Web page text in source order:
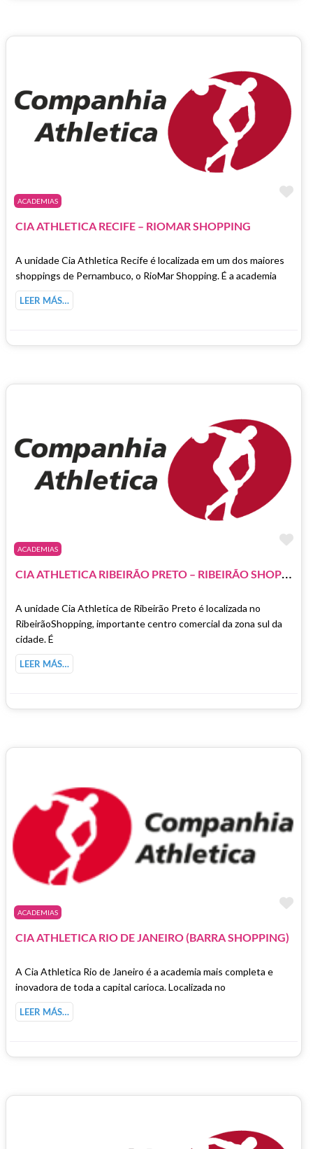
ACADEMIAS
CIA ATHLETICA RECIFE – RIOMAR SHOPPING
A unidade Cia Athletica Recife é localizada em um dos maiores
shoppings de Pernambuco, o RioMar Shopping. É a academia
LEER MÁS…
ACADEMIAS
C
IA ATHLETICA RIBEIRÃO PRETO – RIBEIRÃO SHOPPING
A unidade Cia Athletica de Ribeirão Preto é localizada no
RibeirãoShopping, importante centro comercial da zona sul da
cidade. É
LEER MÁS…
ACADEMIAS
CIA ATHLETICA RIO DE JANEIRO (BARRA SHOPPING)
A Cia Athletica Rio de Janeiro é a academia mais completa e
inovadora de toda a capital carioca. Localizada no
LEER MÁS…